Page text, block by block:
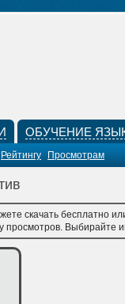
ОБУЧЕНИЕ
Рейтингу Просмотрам
скачать бесплатно
просмотров. Выбирайте